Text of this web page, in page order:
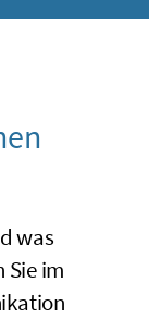
was
im